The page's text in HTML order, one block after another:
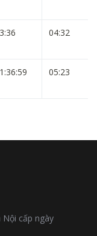
04:32
05:23
Nội cấp ngày